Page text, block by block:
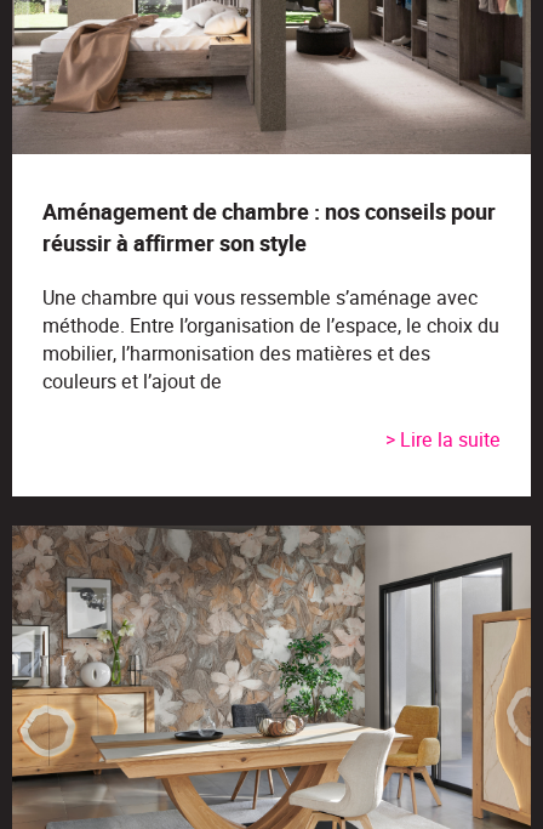
Aménagement de chambre : nos conseils pour
réussir à affirmer son style
Une chambre qui vous ressemble s’aménage avec
méthode. Entre l’organisation de l’espace, le choix du
mobilier, l’harmonisation des matières et des
couleurs et l’ajout de
> Lire la suite